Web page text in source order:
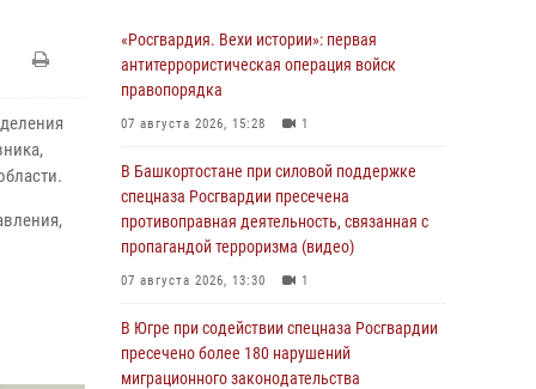
«Росгвардия. Вехи истории»: первая
антитеррористическая операция войск
правопорядка
07 августа 2026, 15:28 1
В Башкортостане при силовой поддержке
спецназа Росгвардии пресечена
противоправная деятельность, связанная с
пропагандой терроризма (видео)
07 августа 2026, 13:30 1
В Югре при содействии спецназа Росгвардии
пресечено более 180 нарушений
миграционного законодательства